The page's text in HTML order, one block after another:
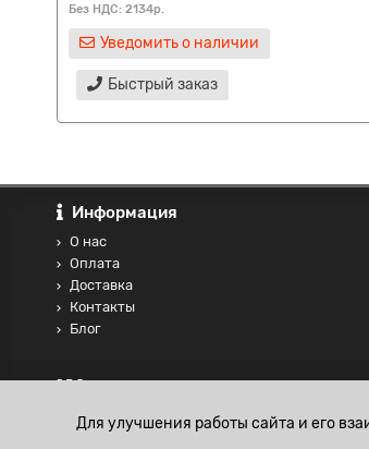
Без НДС: 2134р.
Уведомить о наличии
Быстрый заказ
Информация
О нас
Оплата
Доставка
Контакты
Блог
Для улучшения работы сайта и его
Массажная свеча «Массаж на пляже» с